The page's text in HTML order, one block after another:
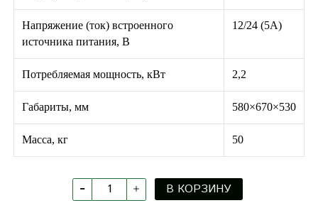
Напряжение (ток) встроенного
источника питания, В
12/24 (5А)
Потребляемая мощность, кВт 2,2
Габариты, мм 580×670×530
Масса, кг 50
В КОРЗИНУ